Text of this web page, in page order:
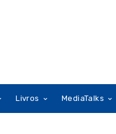
Livros MediaTalks